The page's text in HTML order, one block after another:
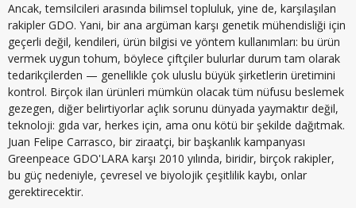
Ancak, temsilcileri arasında bilimsel topluluk, yine de, karşılaşılan
rakipler GDO. Yani, bir ana argüman karşı genetik mühendisliği için
geçerli değil, kendileri, ürün bilgisi ve yöntem kullanımları: bu ürün
vermek uygun tohum, böylece çiftçiler bulurlar durum tam olarak
tedarikçilerden — genellikle çok uluslu büyük şirketlerin üretimini
kontrol. Birçok ilan ürünleri mümkün olacak tüm nüfusu beslemek
gezegen, diğer belirtiyorlar açlık sorunu dünyada yaymaktır değil,
teknoloji: gıda var, herkes için, ama onu kötü bir şekilde dağıtmak.
Juan Felipe Carrasco, bir ziraatçi, bir başkanlık kampanyası
Greenpeace GDO'LARA karşı 2010 yılında, biridir, birçok rakipler,
bu güç nedeniyle, çevresel ve biyolojik çeşitlilik kaybı, onlar
gerektirecektir.